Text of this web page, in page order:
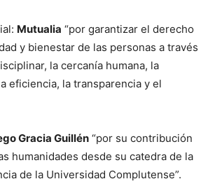
Mutualia “por garantizar el derecho
y bienestar de las personas a través
la cercanía humana, la
eficiencia, la transparencia y el
Gracia Guillén “por su contribución
humanidades desde su catedra de la
de la Universidad Complutense”.